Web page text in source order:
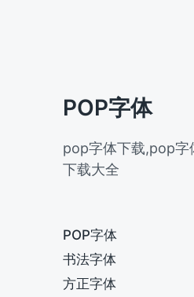
POP字体
pop字体下载,pop字
下载大全
POP字体
书法字体
方正字体